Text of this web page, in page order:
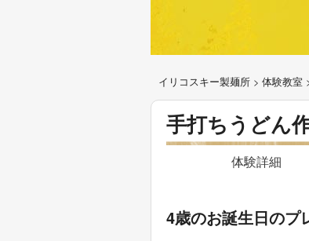
イリコスキー製麺所 > 体験教室
手打ちうどん
体験詳細
4歳のお誕生日のプ